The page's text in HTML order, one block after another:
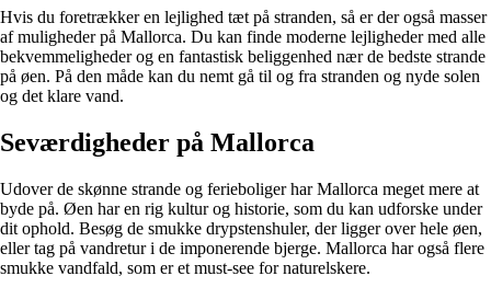
Hvis du foretrækker en lejlighed tæt på stranden, så er der også masser
af muligheder på Mallorca. Du kan finde moderne lejligheder med alle
bekvemmeligheder og en fantastisk beliggenhed nær de bedste strande
på øen. På den måde kan du nemt gå til og fra stranden og nyde solen
og det klare vand.
Seværdigheder på Mallorca
Udover de skønne strande og ferieboliger har Mallorca meget mere at
byde på. Øen har en rig kultur og historie, som du kan udforske under
dit ophold. Besøg de smukke drypstenshuler, der ligger over hele øen,
eller tag på vandretur i de imponerende bjerge. Mallorca har også flere
smukke vandfald, som er et must-see for naturelskere.